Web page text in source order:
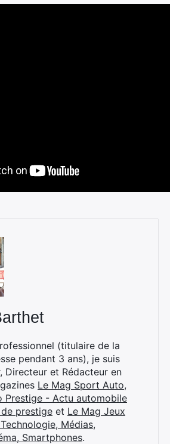
(titulaire de la
pendant 3 ans), je suis
Directeur et Rédacteur en
Le Mag Sport Auto,
Prestige - Actu automobile
prestige et Le Mag Jeux
Médias,
Smartphones.